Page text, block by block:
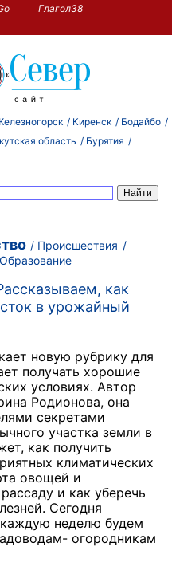
Глагол38
Киренск
Бодайбо
область
Бурятия
Происшествия
Образование
как
в урожайный
новую рубрику для
получать хорошие
условиях. Автор
Родионова, она
секретами
участка земли в
как получить
климатических
овощей и
и как уберечь
Сегодня
неделю будем
огородникам